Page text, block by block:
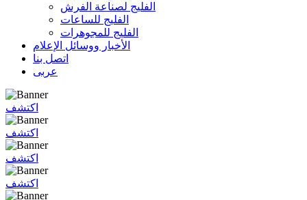
الفليج لصناعة الفرش
الفليج للساعات
الفليج للمجوهرات
الأخبار ووسائل الإعلام
اتصل بنا
عربى
اكتشف
اكتشف
اكتشف
اكتشف